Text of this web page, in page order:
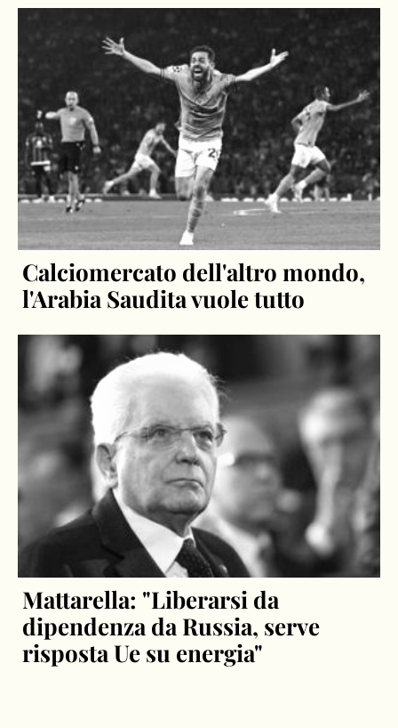
Calciomercato dell'altro mondo,
l'Arabia Saudita vuole tutto
Mattarella: "Liberarsi da
dipendenza da Russia, serve
risposta Ue su energia"